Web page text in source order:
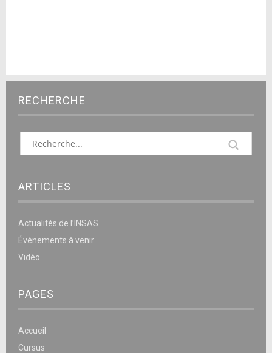
RECHERCHE
ARTICLES
Actualités de l’INSAS
Événements à venir
Vidéo
PAGES
Accueil
Cursus